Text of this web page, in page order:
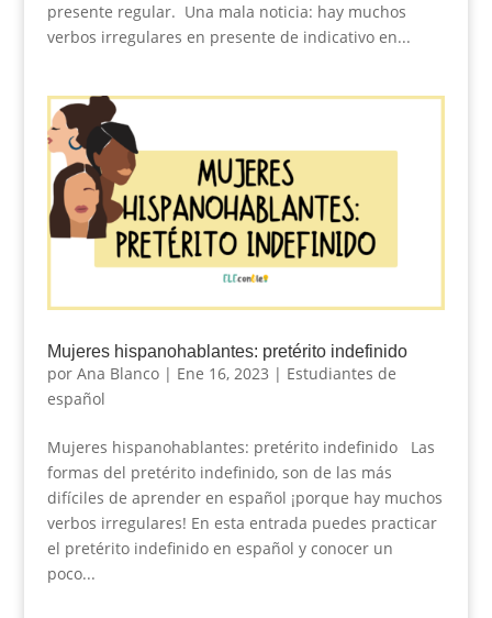
presente regular. Una mala noticia: hay muchos
verbos irregulares en presente de indicativo en...
Mujeres hispanohablantes: pretérito indefinido
por Ana Blanco| Ene 16, 2023 | Estudiantes de
español
Mujeres hispanohablantes: pretérito indefinido Las
formas del pretérito indefinido, son de las más
difíciles de aprender en español ¡porque hay muchos
verbos irregulares! En esta entrada puedes practicar
el pretérito indefinido en español y conocer un
poco...